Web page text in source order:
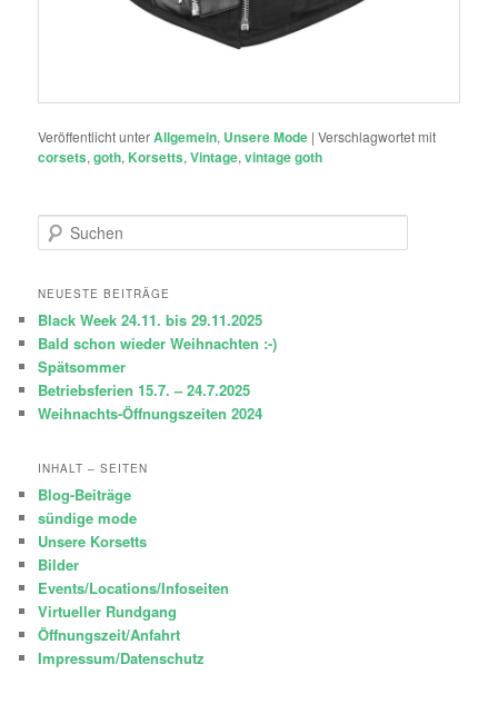
Veröffentlicht unterAllgemein, Unsere Mode |Verschlagwortet mit
corsets,goth, Korsetts,Vintage,vintage goth
u
h
n
NEUESTE BEITRÄGE
Black Week 24.11. bis 29.11.2025
Bald schon wieder Weihnachten :-)
Spätsommer
Betriebsferien 15.7. – 24.7.2025
Weihnachts-Öffnungszeiten 2024
INHALT – SEITEN
Blog-Beiträge
sündige mode
Unsere Korsetts
Bilder
Events/Locations/Infoseiten
Virtueller Rundgang
Öffnungszeit/Anfahrt
Impressum/Datenschutz